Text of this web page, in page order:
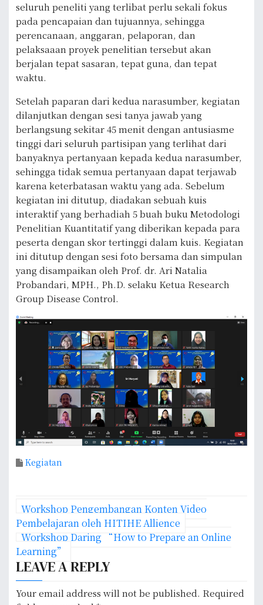
seluruh peneliti yang terlibat perlu sekali fokus
pada pencapaian dan tujuannya, sehingga
perencanaan, anggaran, pelaporan, dan
pelaksaaan proyek penelitian tersebut akan
berjalan tepat sasaran, tepat guna, dan tepat
waktu.
Setelah paparan dari kedua narasumber, kegiatan
dilanjutkan dengan sesi tanya jawab yang
berlangsung sekitar 45 menit dengan antusiasme
tinggi dari seluruh partisipan yang terlihat dari
banyaknya pertanyaan kepada kedua narasumber,
sehingga tidak semua pertanyaan dapat terjawab
karena keterbatasan waktu yang ada. Sebelum
kegiatan ini ditutup, diadakan sebuah kuis
interaktif yang berhadiah 5 buah buku Metodologi
Penelitian Kuantitatif yang diberikan kepada para
peserta dengan skor tertinggi dalam kuis. Kegiatan
ini ditutup dengan sesi foto bersama dan simpulan
yang disampaikan oleh Prof. dr. Ari Natalia
Probandari, MPH., Ph.D. selaku Ketua Research
Group Disease Control.
Kegiatan
P
o
s
t
n
Workshop Pengembangan Konten Video
Pembelajaran oleh HITIHE Allience
Workshop Daring “How to Prepare an Online
Learning”
LEAVE A REPLY
Your email address will not be published. Required